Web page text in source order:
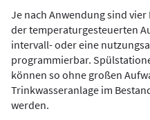
Je nach Anwendung sind
der temperaturgesteuerten
intervall- oder eine
programmierbar.
können so ohne großen
Trinkwasseranlage im
werden.